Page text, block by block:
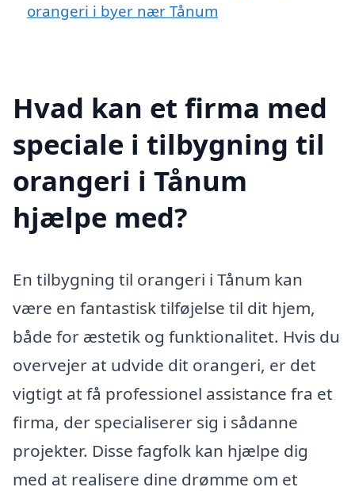
orangeri i byer nær Tånum
Hvad kan et firma med
speciale i tilbygning til
orangeri i Tånum
hjælpe med?
En tilbygning til orangeri i Tånum kan
være en fantastisk tilføjelse til dit hjem,
både for æstetik og funktionalitet. Hvis du
overvejer at udvide dit orangeri, er det
vigtigt at få professionel assistance fra et
firma, der specialiserer sig i sådanne
projekter. Disse fagfolk kan hjælpe dig
med at realisere dine drømme om et